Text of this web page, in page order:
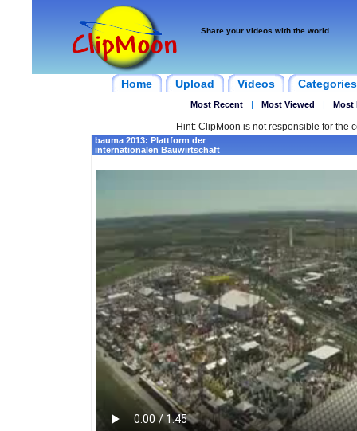
Share your videos with the world
Home Upload Videos Categories
Most Recent | Most Viewed | Most
Hint: ClipMoon is not responsible for the
bauma 2013: Plattform der
internationalen Bauwirtschaft